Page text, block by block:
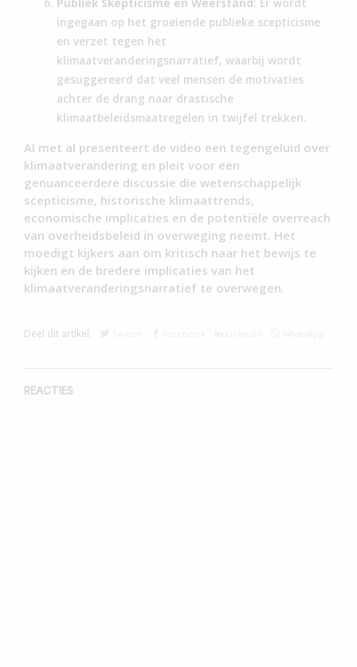
ingegaan op het groeiende publieke scepticisme
en verzet tegen het
klimaatveranderingsnarratief, waarbij wordt
gesuggereerd dat veel mensen de motivaties
achter de drang naar drastische
klimaatbeleidsmaatregelen in twijfel trekken.
Al met al presenteert de video een tegengeluid over
klimaatverandering en pleit voor een
genuanceerdere discussie die wetenschappelijk
scepticisme, historische klimaattrends,
economische implicaties en de potentiële overreach
van overheidsbeleid in overweging neemt. Het
moedigt kijkers aan om kritisch naar het bewijs te
kijken en de bredere implicaties van het
klimaatveranderingsnarratief te overwegen.
Deel dit artikel:
REACTIES